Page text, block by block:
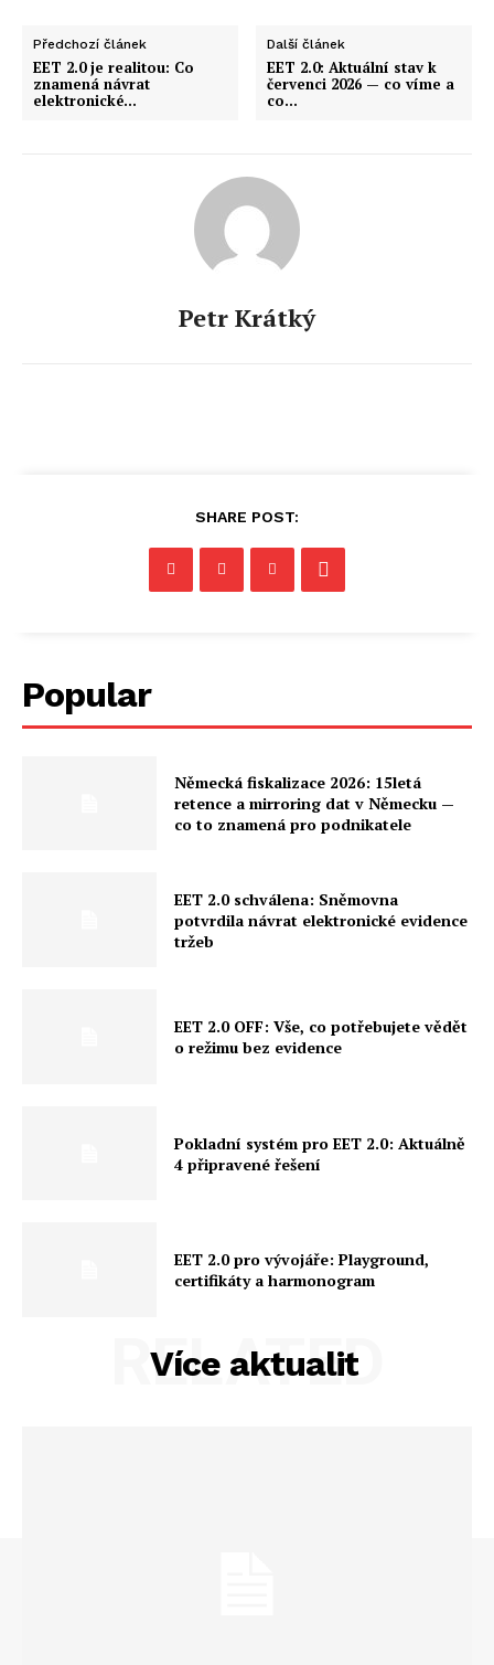
Předchozí článek
EET 2.0 je realitou: Co
znamená návrat
elektronické…
Další článek
EET 2.0: Aktuální stav k
červenci 2026 — co víme a
co…
Petr Krátký
SHARE POST:
Popular
Německá fiskalizace 2026: 15letá
retence a mirroring dat v Německu —
co to znamená pro podnikatele
EET 2.0 schválena: Sněmovna
potvrdila návrat elektronické evidence
tržeb
EET 2.0 OFF: Vše, co potřebujete vědět
o režimu bez evidence
Pokladní systém pro EET 2.0: Aktuálně
4 připravené řešení
EET 2.0 pro vývojáře: Playground,
certifikáty a harmonogram
Více aktualit
RELATED